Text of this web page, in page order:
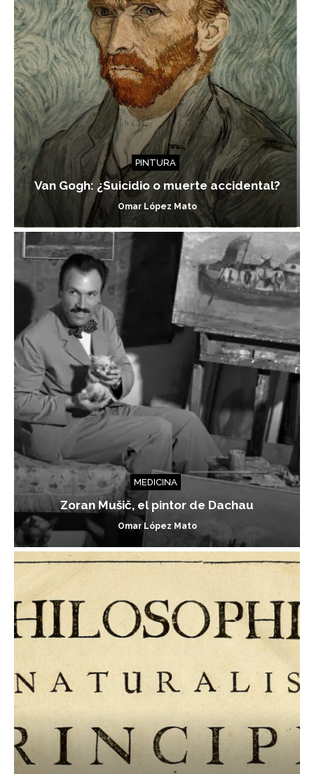
PINTURA
Van Gogh: ¿Suicidio o muerte accidental?
Omar López Mato
MEDICINA
Zoran Mušič, el pintor de Dachau
Omar López Mato